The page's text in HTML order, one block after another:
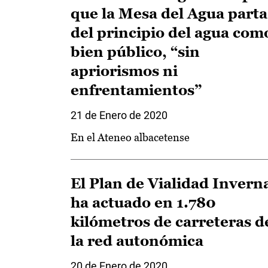
que la Mesa del Agua parta
del principio del agua
bien público, “sin
apriorismos ni
enfrentamientos”
21 de Enero de 2020
En el Ateneo albacetense
El Plan de Vialidad
ha actuado en 1.780
kilómetros de carreteras
la red autonómica